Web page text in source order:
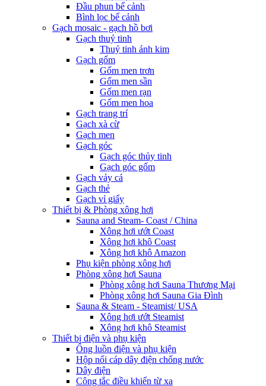
Đầu phun bể cảnh
Bình lọc bể cảnh
Gạch mosaic - gạch hồ bơi
Gạch thuỷ tinh
Thuỷ tinh ánh kim
Gạch gốm
Gốm men trơn
Gốm men sần
Gốm men rạn
Gốm men hoa
Gạch trang trí
Gạch xà cừ
Gạch men
Gạch góc
Gạch góc thủy tinh
Gạch góc gốm
Gạch vảy cá
Gạch thẻ
Gạch vỉ giấy
Thiết bị & Phòng xông hơi
Sauna and Steam- Coast / China
Xông hơi ướt Coast
Xông hơi khô Coast
Xông hơi khô Amazon
Phụ kiện phòng xông hơi
Phòng xông hơi Sauna
Phòng xông hơi Sauna Thương Mại
Phòng xông hơi Sauna Gia Đình
Sauna & Steam - Steamist/ USA
Xông hơi ướt Steamist
Xông hơi khô Steamist
Thiết bị điện và phụ kiện
Ống luồn điện và phụ kiện
Hộp nối cáp dây điện chống nước
Dây điện
Công tắc điều khiển từ xa